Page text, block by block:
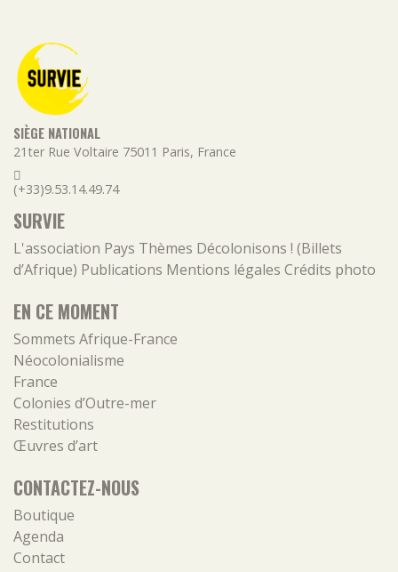
SIÈGE NATIONAL
21ter Rue Voltaire 75011 Paris, France
(+33)9.53.14.49.74
SURVIE
L'association Pays Thèmes Décolonisons ! (Billets
d’Afrique) Publications Mentions légales Crédits photo
EN CE MOMENT
Sommets Afrique-France
Néocolonialisme
France
Colonies d’Outre-mer
Restitutions
Œuvres d’art
CONTACTEZ-NOUS
Boutique
Agenda
Contact